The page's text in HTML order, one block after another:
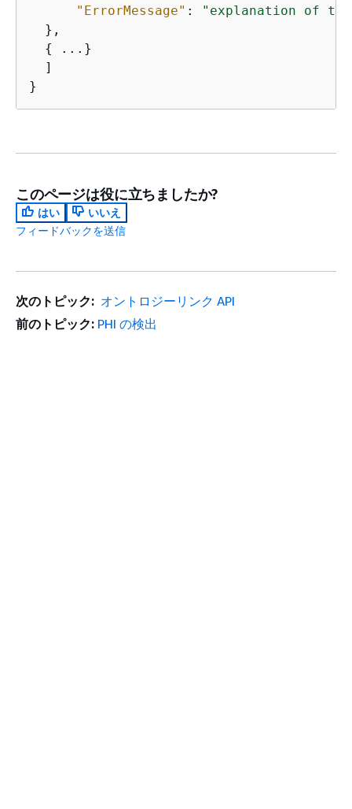
"ErrorMessage" :
"explanation of
  },
{
...}
  ]
このページは役に立ちましたか?
はい
いいえ
フィードバックを送信
次のトピック: オントロジーリンク API
前のトピック: PHI の検出